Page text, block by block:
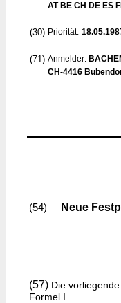
AT BE CH DE ES
(30) Priorität:
(71) Anmelder:
CH-4416
(54) Neue
(57) Die
Formel I